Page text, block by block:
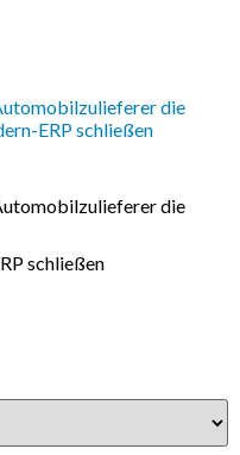
die
ERP schließen
die
schließen